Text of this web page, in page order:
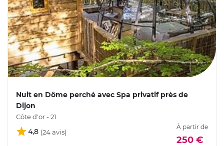
Nuit en Dôme perché avec Spa privatif près de
Dijon
Côte d'or - 21
4,8
À partir de
250 €